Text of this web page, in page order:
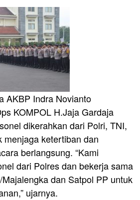
AKBP Indra Novianto
KOMPOL H.Jaja Gardaja
dikerahkan dari Polri, TNI,
menjaga ketertiban dan
berlangsung. “Kami
dari Polres dan bekerja sama
dan Satpol PP untuk
ujarnya.